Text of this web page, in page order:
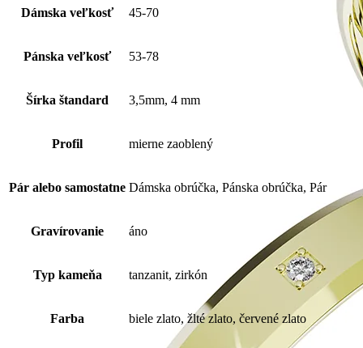
Dámska veľkosť 45-70
Pánska veľkosť 53-78
Šírka štandard 3,5mm, 4 mm
Profil mierne zaoblený
Pár alebo samostatne Dámska obrúčka, Pánska obrúčka, Pár
Gravírovanie áno
Typ kameňa tanzanit, zirkón
Farba biele zlato, žlté zlato, červené zlato